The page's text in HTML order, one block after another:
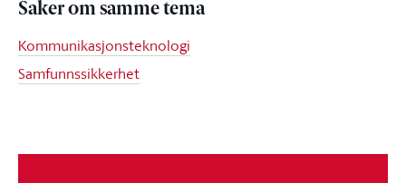
Saker om samme tema
Kommunikasjonsteknologi
Samfunnssikkerhet